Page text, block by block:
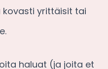
kovasti yrittäisit tai
haluat (ja joita et